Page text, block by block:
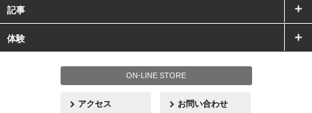
記事
体験
ON-LINE STORE
アクセス お問い合わせ